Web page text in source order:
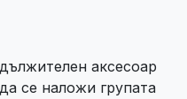
аксесоар
се наложи групата